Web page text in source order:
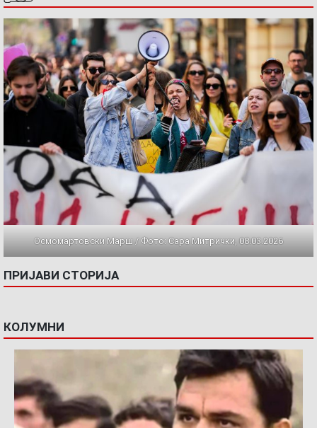
Осмомартовски Марш / Фото: Сара Митрички, 08.03.2026
ПРИЈАВИ СТОРИЈА
КОЛУМНИ